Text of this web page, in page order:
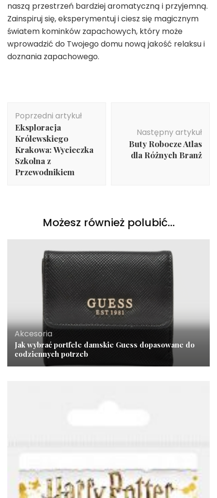
naszą przestrzeń bardziej aromatyczną i przyjemną.
Zainspiruj się, eksperymentuj i ciesz się magicznym
światem kominków zapachowych, który może
wprowadzić do Twojego domu nową jakość relaksu i
doznania zapachowego.
wpisu
Poprzedni artykuł
Eksploracja
Królewskiego
Krakowa: Wycieczka
Szkolna z
Przewodnikiem
Następny artykuł
Buty Robocze Atlas
dla Różnych Branż
Możesz również polubić…
Akcesoria
Jak wybrać portfele damskie Guess dopasowane do
codziennych potrzeb